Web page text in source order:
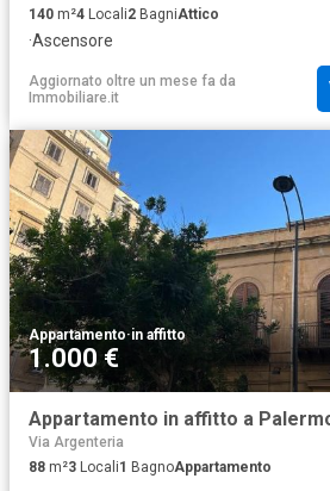
140 m²4 Locali2 BagniAttico
·Ascensore
Aggiornato oltre un mese fa da
Immobiliare.it
Appartamento·in affitto
1.000 €
Appartamento in affitto a
Via Argenteria
88 m²3 Locali1 BagnoAppartamento